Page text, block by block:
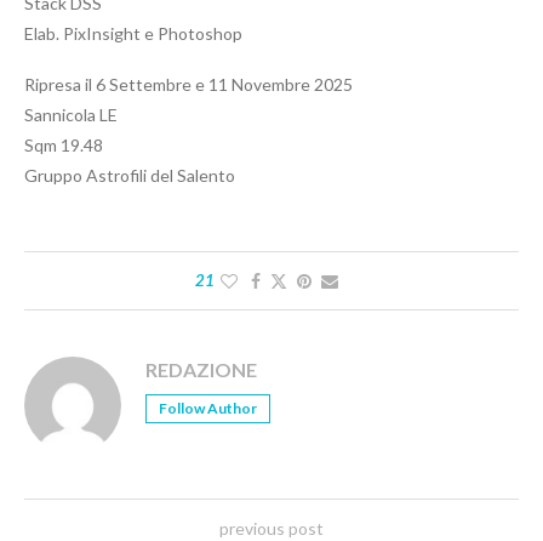
Elab. PixInsight e Photoshop
Ripresa il 6 Settembre e 11 Novembre 2025
Sannicola LE
Sqm 19.48
Gruppo Astrofili del Salento
21
REDAZIONE
Follow Author
previous post